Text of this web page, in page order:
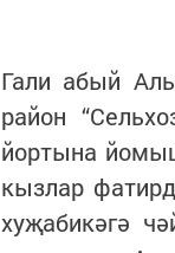
Гали абый
район
йортына
кызлар
хуҗабикәгә